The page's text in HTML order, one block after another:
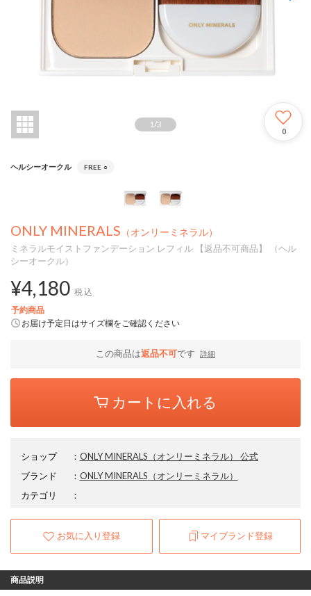
1 /3
0
ヘルシーオークル FREE ○
ONLY MINERALS （オンリーミネラル）
ミネラルモイストファンデーション レフィル 【返品不可商品】 （ヘル
シーオークル）
¥4,180 税込
予約商品
お届け予定日はサイズ欄をご確認ください
この商品は返品不可です 詳細
カートに入れる
ショップ ： ONLY MINERALS（オンリーミネラル） 公式
ブランド
： ONLY MINERALS （オンリーミネラル）
カテゴリ
：
お気に入り登録 マイブランド登録
商品説明